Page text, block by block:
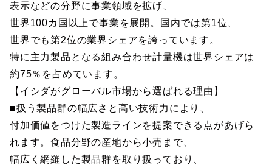
表示などの分野に事業領域を拡げ、
世界100カ国以上で事業を展開。国内では第1位、
世界でも第2位の業界シェアを誇っています。
特に主力製品となる組み合わせ計量機は世界シェアは
約75％を占めています。
【イシダがグローバル市場から選ばれる理由】
■扱う製品群の幅広さと高い技術力により、
付加価値をつけた製造ラインを提案できる点があげら
れます。食品分野の産地から小売まで、
幅広く網羅した製品群を取り扱っており、